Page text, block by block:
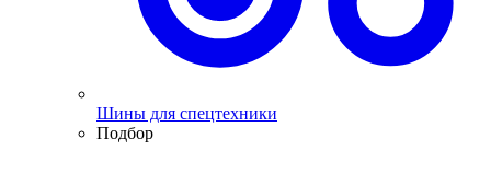
Шины для спецтехники
Подбор